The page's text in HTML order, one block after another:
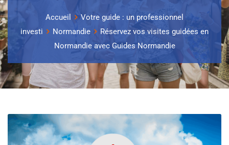
Accueil
Votre guide : un professionnel
investi
Normandie
Réservez vos visites guidées en
Normandie avec Guides Normandie